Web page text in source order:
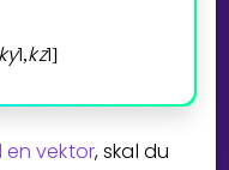
ky1,kz1]
vektor, skal du